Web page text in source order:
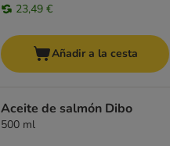
23,49 €
Añadir a la cesta
Aceite de salmón Dibo
500 ml